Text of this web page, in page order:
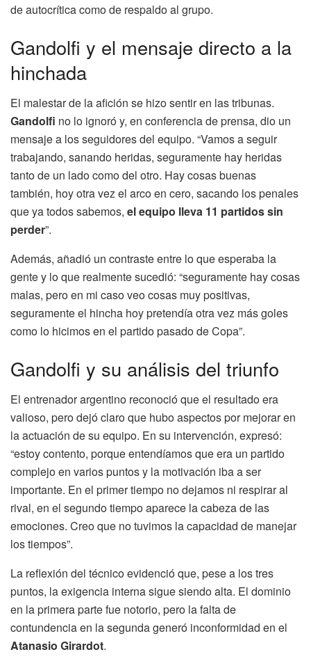
de autocrítica como de respaldo al grupo.
Gandolfi y el mensaje directo a la
hinchada
El malestar de la afición se hizo sentir en las tribunas.
Gandolfi no lo ignoró y, en conferencia de prensa, dio un
mensaje a los seguidores del equipo. “Vamos a seguir
trabajando, sanando heridas, seguramente hay heridas
tanto de un lado como del otro. Hay cosas buenas
también, hoy otra vez el arco en cero, sacando los penales
que ya todos sabemos, el equipo lleva 11 partidos sin
perder”.
Además, añadió un contraste entre lo que esperaba la
gente y lo que realmente sucedió: “seguramente hay cosas
malas, pero en mi caso veo cosas muy positivas,
seguramente el hincha hoy pretendía otra vez más goles
como lo hicimos en el partido pasado de Copa”.
Gandolfi y su análisis del triunfo
El entrenador argentino reconoció que el resultado era
valioso, pero dejó claro que hubo aspectos por mejorar en
la actuación de su equipo. En su intervención, expresó:
“estoy contento, porque entendíamos que era un partido
complejo en varios puntos y la motivación iba a ser
importante. En el primer tiempo no dejamos ni respirar al
rival, en el segundo tiempo aparece la cabeza de las
emociones. Creo que no tuvimos la capacidad de manejar
los tiempos”.
La reflexión del técnico evidenció que, pese a los tres
puntos, la exigencia interna sigue siendo alta. El dominio
en la primera parte fue notorio, pero la falta de
contundencia en la segunda generó inconformidad en el
Atanasio Girardot.